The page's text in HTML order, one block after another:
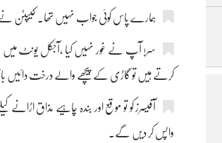
ہمارے پاس کوئی جواب نہیں تھا۔ کیپٹن نے
سر! آپ نے غور نہیں کیا ،آجکل یونٹ میں
کرتے ہیں تو گاڑی کے پیچھے والے درخت دائیں
آفیسرز کو تو موقع اور بندہ چاہیے مذاق
واپس کر دیں گے۔